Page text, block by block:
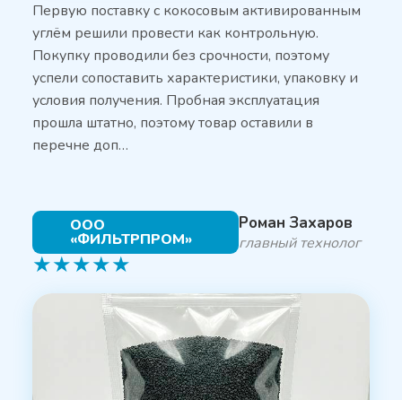
Первую поставку с кокосовым активированным
углём решили провести как контрольную.
Покупку проводили без срочности, поэтому
успели сопоставить характеристики, упаковку и
условия получения. Пробная эксплуатация
прошла штатно, поэтому товар оставили в
перечне доп…
ООО
«ФИЛЬТРПРОМ»
Роман Захаров
главный технолог
★★★★★